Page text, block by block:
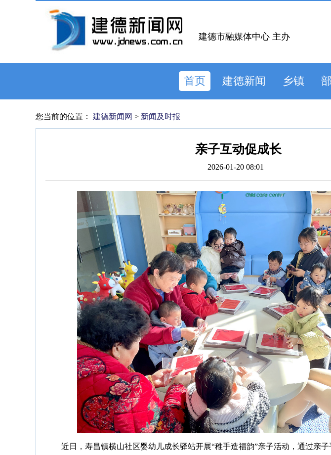
建德市融媒体中心 主办
首页 建德新闻 乡镇
您当前的位置： 建德新闻网 > 新闻及时报
亲子互动促成长
2026-01-20 08:01
近日，寿昌镇横山社区婴幼儿成长驿站开展“稚手造福韵”亲子活动，通过亲